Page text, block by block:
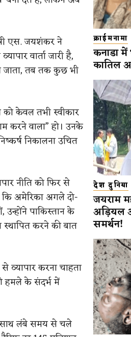
एस. जयशंकर ने
वार्ता जारी है,
तब तक कुछ भी
केवल तभी स्वीकार
करने वाला” हो। उनके
निकालना उचित
नीति को फिर से
अमेरिका अगले दो-
पाकिस्तान के
करने की बात
व्यापार करना चाहता
हमले के संदर्भ में
साथ लंबे समय से चले
क्राईमनामा
कनाडा में
कातिल
देश दुनिया
जयराम
अड़ियल
समर्थन!